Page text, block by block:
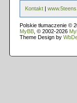
Kontakt |
Polskie tłumaczenie ©
MyBB , © 2002-2026
Theme Design by